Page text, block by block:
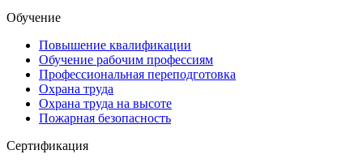
Обучение
Повышение квалификации
Обучение рабочим профессиям
Профессиональная переподготовка
Охрана труда
Охрана труда на высоте
Пожарная безопасность
Сертификация